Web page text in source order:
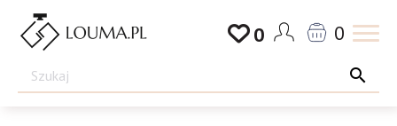
Przejdź
Drogeria
Louma.pl
0 0